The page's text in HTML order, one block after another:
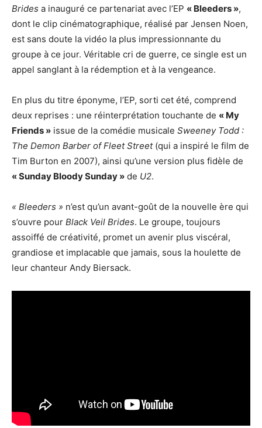
Brides a inauguré ce partenariat avec l’EP « Bleeders »,
dont le clip cinématographique, réalisé par Jensen Noen,
est sans doute la vidéo la plus impressionnante du
groupe à ce jour. Véritable cri de guerre, ce single est un
appel sanglant à la rédemption et à la vengeance.
En plus du titre éponyme, l’EP, sorti cet été, comprend
deux reprises : une réinterprétation touchante de « My
Friends » issue de la comédie musicale Sweeney Todd :
The Demon Barber of Fleet Street(qui a inspiré le film de
Tim Burton en 2007), ainsi qu’une version plus fidèle de
« Sunday Bloody Sunday » de U2.
« Bleeders » n’est qu’un avant-goût de la nouvelle ère qui
s’ouvre pour Black Veil Brides. Le groupe, toujours
assoiffé de créativité, promet un avenir plus viscéral,
grandiose et implacable que jamais, sous la houlette de
leur chanteur Andy Biersack.